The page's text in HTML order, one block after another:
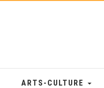
ARTS-CULTURE